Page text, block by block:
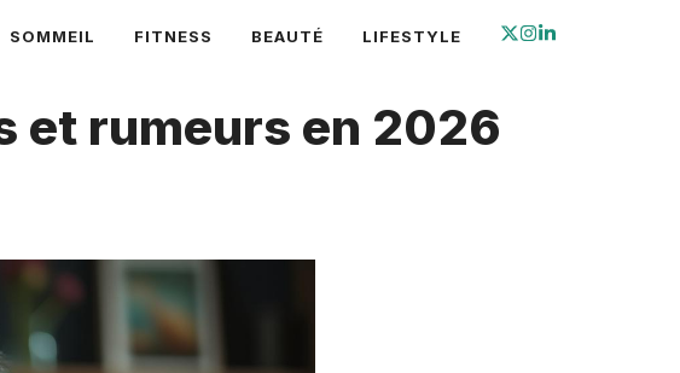
SOMMEIL FITNESS BEAUTÉ LIFESTYLE
et rumeurs en 2026